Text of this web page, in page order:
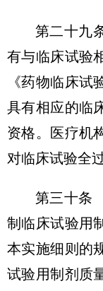
第二十九
有与临床试验
《药物临床
具有相应的临
资格。医疗机
对临床试验全
第三十条
制临床试验用
本实施细则的
试验用制剂质